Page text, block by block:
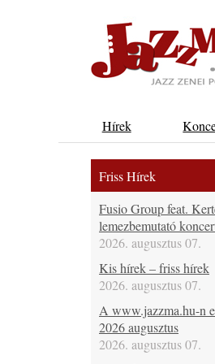
Hírek
Friss Hírek
Fusio Group feat.
lemezbemutató
2026. augusztus 07.
Kis hírek – friss hírek
2026. augusztus 07.
A www.jazzma.hu-n
2026 augusztus
2026. augusztus 07.